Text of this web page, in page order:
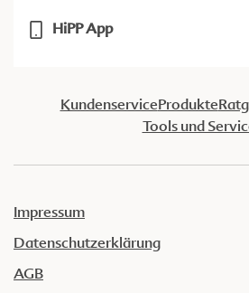
HiPP App
KundenserviceProdukte
Tools und
Impressum
Datenschutzerklärung
AGB